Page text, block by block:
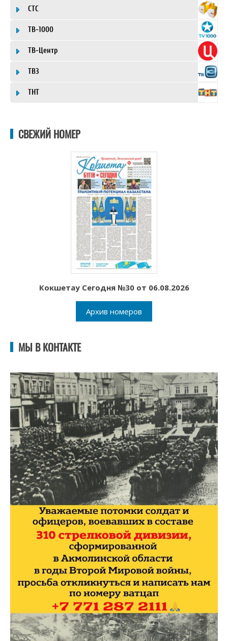
СТС
ТВ-1000
ТВ-Центр
ТВ3
ТНТ
СВЕЖИЙ НОМЕР
Кокшетау Сегодня №30 от 06.08.2026
Архив номеров
МЫ В КОНТАКТЕ